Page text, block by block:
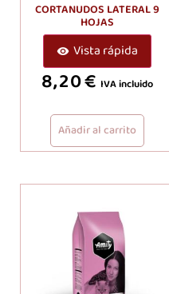
CORTANUDOS LATERAL 9
HOJAS
Vista rápida
8,20€ IVA incluido
Añadir al carrito